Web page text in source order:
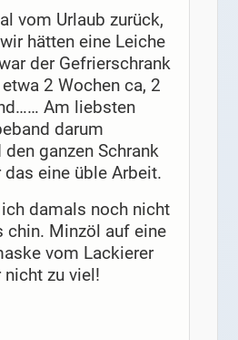
vom Urlaub zurück,
hätten eine Leiche
der Gefrierschrank
2 Wochen ca, 2
Am liebsten
darum
ganzen Schrank
eine üble Arbeit.
damals noch nicht
chin. Minzöl auf eine
vom Lackierer
zu viel!